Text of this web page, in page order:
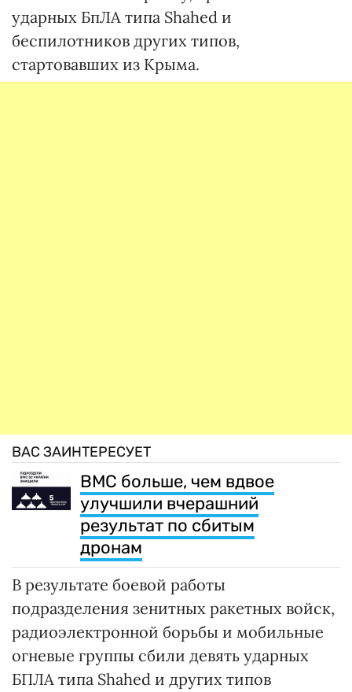
ударных БпЛА типа Shahed и
беспилотников других типов,
стартовавших из Крыма.
ВАС ЗАИНТЕРЕСУЕТ
ВМС больше, чем вдвое
улучшили вчерашний
результат по сбитым
дронам
В результате боевой работы
подразделения зенитных ракетных войск,
радиоэлектронной борьбы и мобильные
огневые группы сбили девять ударных
БПЛА типа Shahed и других типов